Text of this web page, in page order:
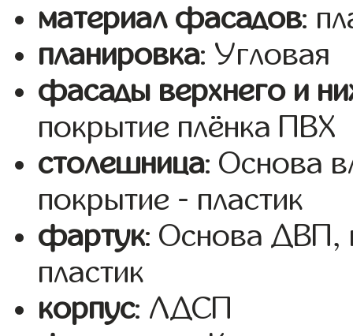
материал фасадов:
планировка: Угловая
фасады верхнего и
покрытие плёнка ПВХ
столешница: Основа
покрытие - пластик
фартук: Основа ДВП,
пластик
корпус: ЛДСП